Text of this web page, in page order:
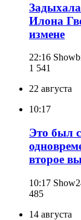
Илона
измене
22:16
1 541
22 августа
10:17
Это был
второе
10:17
485
14 августа